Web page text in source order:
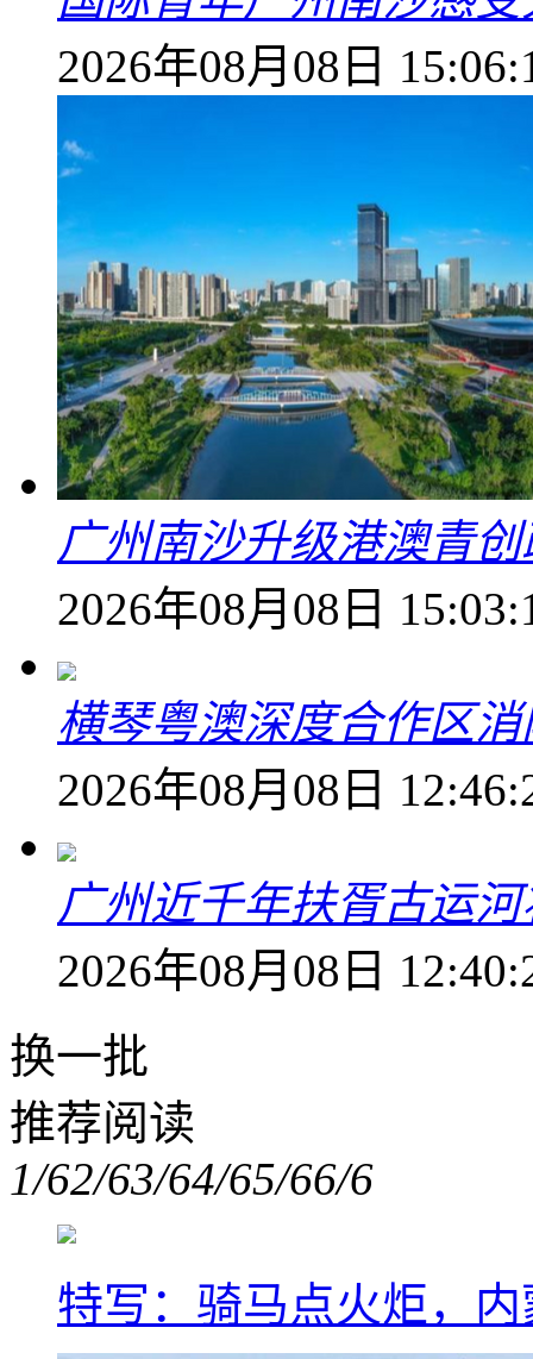
2026年08月08日
广州南沙升级港澳青
2026年08月08日
横琴粤澳深度合作区
2026年08月08日
广州近千年扶胥古运
2026年08月08日
换一批
推荐阅读
1/62/63/64/65/66/6
特写：骑马点火炬，